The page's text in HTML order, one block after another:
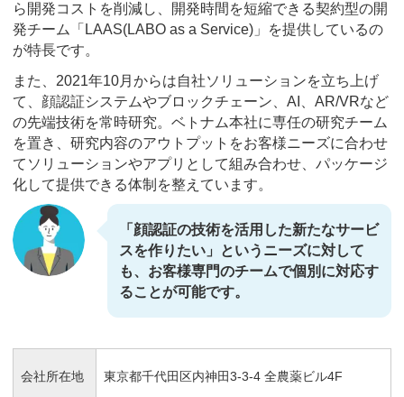
ら開発コストを削減し、開発時間を短縮できる契約型の開
発チーム「LAAS(LABO as a Service)」を提供しているの
が特長です。
また、2021年10月からは自社ソリューションを立ち上げ
て、顔認証システムやブロックチェーン、AI、AR/VRなど
の先端技術を常時研究。ベトナム本社に専任の研究チーム
を置き、研究内容のアウトプットをお客様ニーズに合わせ
てソリューションやアプリとして組み合わせ、パッケージ
化して提供できる体制を整えています。
「顔認証の技術を活用した新たなサービ
スを作りたい」というニーズに対して
も、お客様専門のチームで個別に対応す
ることが可能です。
会社所在地 東京都千代田区内神田3-3-4 全農薬ビル4F